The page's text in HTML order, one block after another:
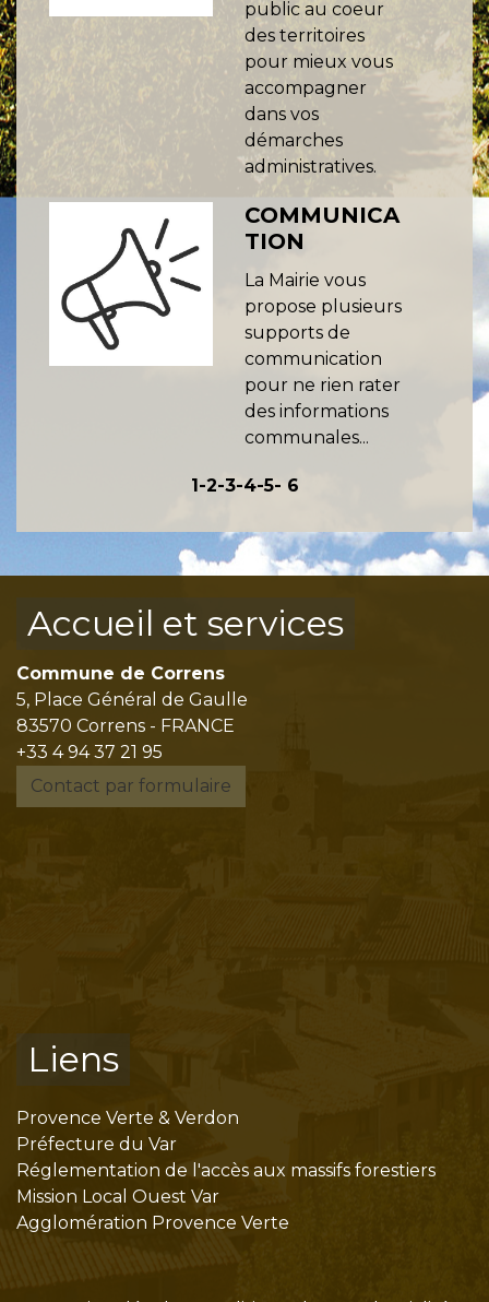
public au coeur
des territoires
pour mieux vous
accompagner
dans vos
démarches
administratives.
COMMUNICA
TION
La Mairie vous
propose plusieurs
supports de
communication
pour ne rien rater
des informations
communales...
1-2-3-4-5- 6
Accueil et services
Commune de Correns
5, Place Général de Gaulle
83570 Correns - FRANCE
+33 4 94 37 21 95
Contact par formulaire
Liens
Provence Verte & Verdon
Préfecture du Var
Réglementation de l'accès aux massifs forestiers
Mission Local Ouest Var
Agglomération Provence Verte